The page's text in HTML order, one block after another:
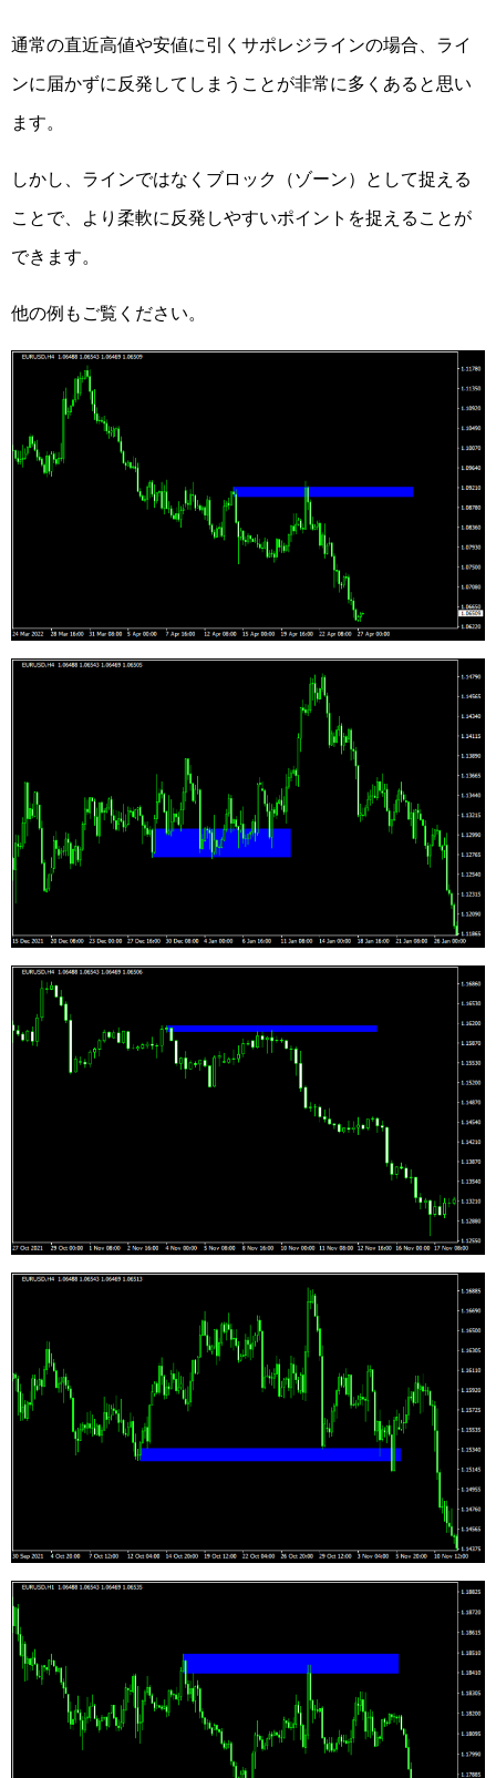
通常の直近高値や安値に引くサポレジラインの場合、ライ
ンに届かずに反発してしまうことが非常に多くあると思い
ます。
しかし、ラインではなくブロック（ゾーン）として捉える
ことで、より柔軟に反発しやすいポイントを捉えることが
できます。
他の例もご覧ください。